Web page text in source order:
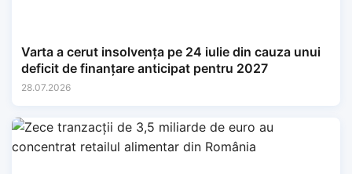
Varta a cerut insolvența pe 24 iulie din cauza unui
deficit de finanțare anticipat pentru 2027
28.07.2026